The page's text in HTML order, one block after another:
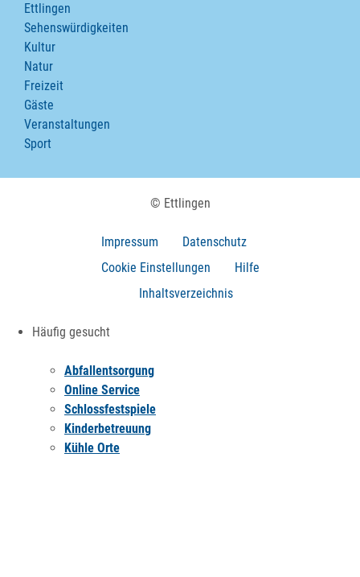
Ettlingen
Sehenswürdigkeiten
Kultur
Natur
Freizeit
Gäste
Veranstaltungen
Sport
© Ettlingen
Impressum
Datenschutz
Cookie Einstellungen
Hilfe
Inhaltsverzeichnis
Häufig gesucht
Abfallentsorgung
Online Service
Schlossfestspiele
Kinderbetreuung
Kühle Orte